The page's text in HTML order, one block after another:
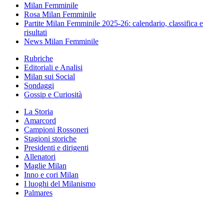
Milan Femminile
Rosa Milan Femminile
Partite Milan Femminile 2025-26: calendario, classifica e
risultati
News Milan Femminile
Rubriche
Editoriali e Analisi
Milan sui Social
Sondaggi
Gossip e Curiosità
La Storia
Amarcord
Campioni Rossoneri
Stagioni storiche
Presidenti e dirigenti
Allenatori
Maglie Milan
Inno e cori Milan
I luoghi del Milanismo
Palmares